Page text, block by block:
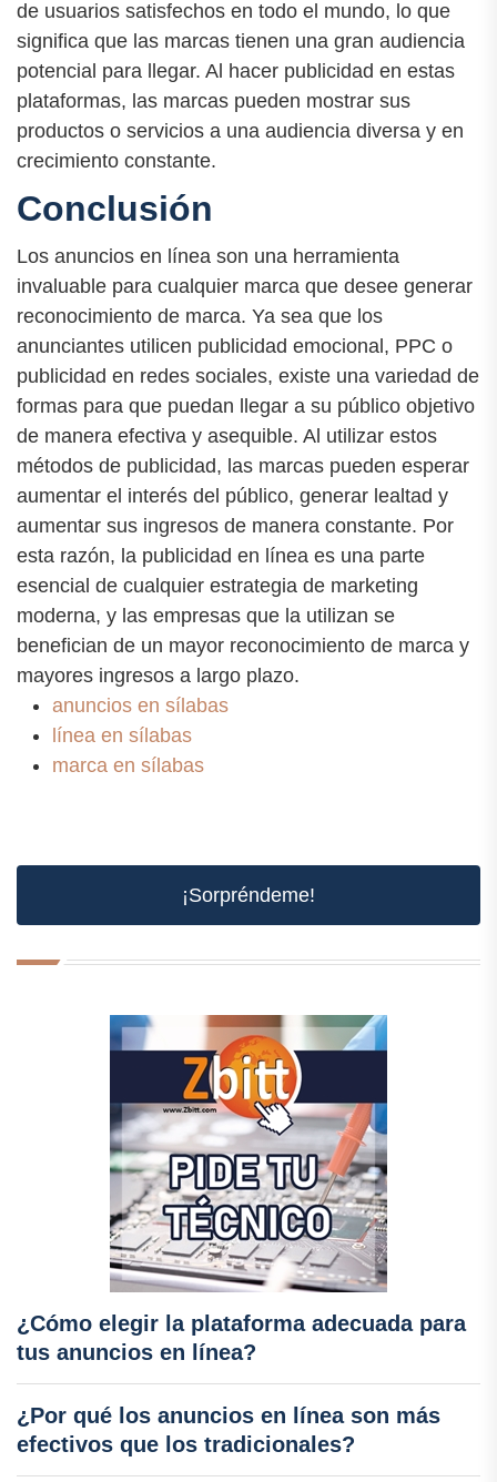
de usuarios satisfechos en todo el mundo, lo que
significa que las marcas tienen una gran audiencia
potencial para llegar. Al hacer publicidad en estas
plataformas, las marcas pueden mostrar sus
productos o servicios a una audiencia diversa y en
crecimiento constante.
Conclusión
Los anuncios en línea son una herramienta
invaluable para cualquier marca que desee generar
reconocimiento de marca. Ya sea que los
anunciantes utilicen publicidad emocional, PPC o
publicidad en redes sociales, existe una variedad de
formas para que puedan llegar a su público objetivo
de manera efectiva y asequible. Al utilizar estos
métodos de publicidad, las marcas pueden esperar
aumentar el interés del público, generar lealtad y
aumentar sus ingresos de manera constante. Por
esta razón, la publicidad en línea es una parte
esencial de cualquier estrategia de marketing
moderna, y las empresas que la utilizan se
benefician de un mayor reconocimiento de marca y
mayores ingresos a largo plazo.
anuncios en sílabas
línea en sílabas
marca en sílabas
¡Sorpréndeme!
¿Cómo elegir la plataforma adecuada para
tus anuncios en línea?
¿Por qué los anuncios en línea son más
efectivos que los tradicionales?